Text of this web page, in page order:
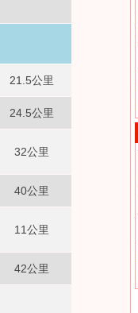
21.5公里
24.5公里
32公里
40公里
11公里
42公里